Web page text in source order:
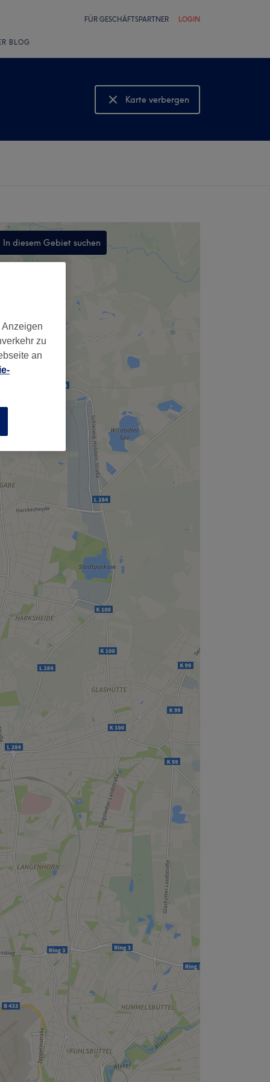
FÜR GESCHÄFTSPARTNER LOGIN
BLOG
Karte verbergen
Karte anzeigen
In diesem Gebiet suchen
,
zu
an